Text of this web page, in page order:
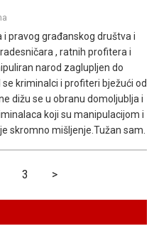
i pravog građanskog društva i
, ratnih profitera i
narod zaglupljen do
kriminalci i profiteri bježući od
dižu se u obranu domoljublja i
koji su manipulacijom i
skromno mišljenje.Tužan sam.
3 >